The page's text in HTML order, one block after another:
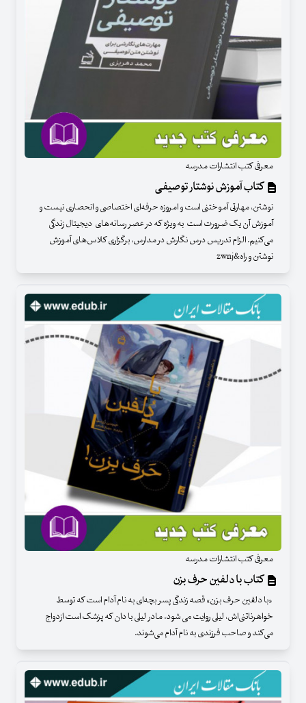
معرفی کتب انتشارات مدرسه
کتاب آموزش نوشتار توصیفی
نوشتن، مهارتی آموختنی است و امروزه حرفه‌ای اختصاصی و انحصاری نیست و
آموزش آن یک ضرورت است به ویژه که در عصر رسانه‌های دیجیتال زندگی‌
می‌کنیم. الزام تدریس درس نگارش در مدارس، برگزاری کلاس‌های آموزش
نوشتن و راه&zwnj
معرفی کتب انتشارات مدرسه
کتاب با دلفین حرف بزن
«با دلفین حرف بزن» قصه زندگی پسر بچه‌ای به نام آدام است که توسط
خواهرناتنی‌اش، لیلی روایت می شود. مادر لیلی با دان که پزشک است ازدواج
می‌کند و صاحب فرزندی به نام آدام می‌شوند.